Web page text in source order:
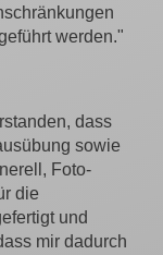
werden."
dass
sowie
Foto-
die
und
mir dadurch